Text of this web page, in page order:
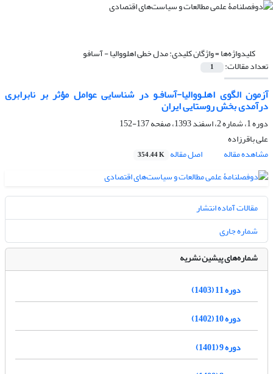
کلیدواژه‌ها =واژگان کلیدی: مدل خطی اهلووالیا - آسافو
تعداد مقالات: 1
آزمون الگوی اهلـووالیا-آسافـو در شناسایی عوامل مؤثر بر نابرابری
درآمدی بخش روستایی ایران
دوره 1، شماره 2، اسفند 1393، صفحه
137-152
علی باقرزاده
مشاهده مقاله
اصل مقاله 354.44 K
مقالات آماده انتشار
شماره جاری
شماره‌های پیشین نشریه
دوره 11 (1403)
دوره 10 (1402)
دوره 9 (1401)